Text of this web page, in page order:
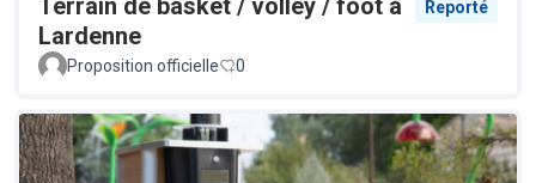
Lardenne
Reporté
Proposition officielle 0